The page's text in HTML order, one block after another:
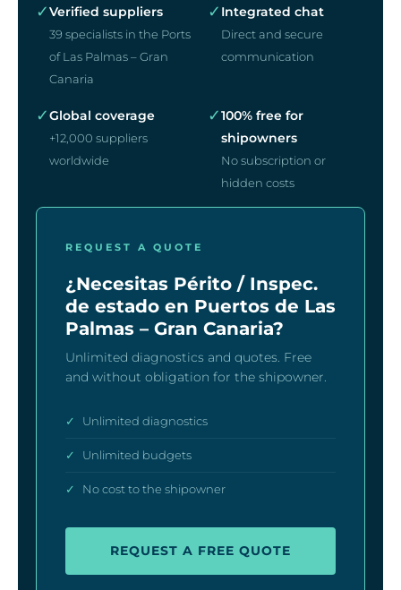
✓Verified suppliers
39 specialists in the Ports
of Las Palmas – Gran
Canaria
✓ Integrated chat
Direct and secure
communication
✓Global coverage
+12,000 suppliers
worldwide
✓100% free for
shipowners
No subscription or
hidden costs
REQUEST A QUOTE
¿Necesitas Périto / Inspec.
de estado en Puertos de Las
Palmas – Gran Canaria?
Unlimited diagnostics and quotes. Free
and without obligation for the shipowner.
✓ Unlimited diagnostics
✓ Unlimited budgets
✓ No cost to the shipowner
REQUEST A FREE QUOTE